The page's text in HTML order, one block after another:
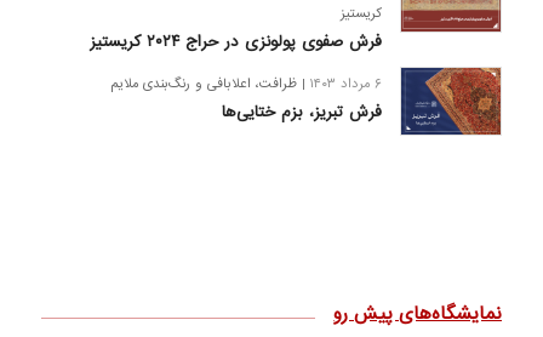
کریستیز
فرش صفوی پولونزی در حراج ۲۰۲۴ کریستیز
۶ مرداد ۱۴۰۳ | ظرافت، اعلابافی و رنگ‌بندی ملایم
فرش تبریز، بزم ختایی‌ها
نمایشگاه‌های پیش رو